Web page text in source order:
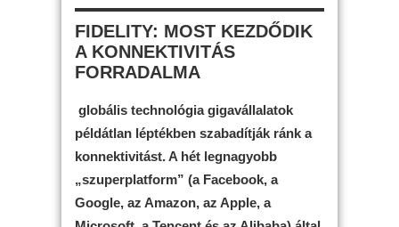
FIDELITY: MOST KEZDŐDIK
A KONNEKTIVITÁS
FORRADALMA
globális technológia gigavállalatok
példátlan léptékben szabadítják ránk a
konnektivitást. A hét legnagyobb
„szuperplatform” (a Facebook, a
Google, az Amazon, az Apple, a